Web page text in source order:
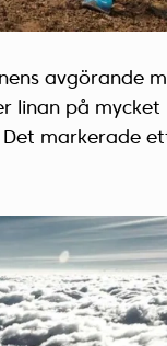
avgörande
linan på mycket
markerade